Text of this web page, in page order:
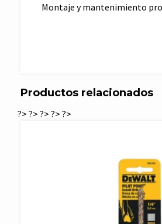
Montaje y mantenimiento
Productos relacionados
?> ?> ?> ?> ?>